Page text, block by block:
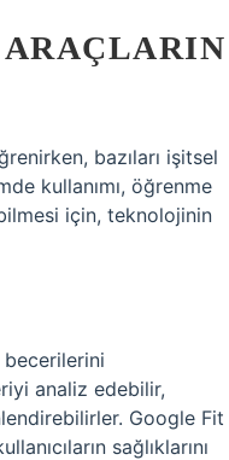
bazıları işitsel
kullanımı, öğrenme
için, teknolojinin
analiz edebilir,
Google Fit
sağlıklarını